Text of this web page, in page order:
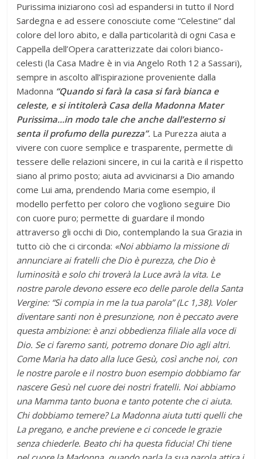
Purissima iniziarono così ad espandersi in tutto il Nord
Sardegna e ad essere conosciute come “Celestine” dal
colore del loro abito, e dalla particolarità di ogni Casa e
Cappella dell’Opera caratterizzate dai colori bianco-
celesti (la Casa Madre è in via Angelo Roth 12 a Sassari),
sempre in ascolto all’ispirazione proveniente dalla
Madonna “Quando si farà la casa si farà bianca e
celeste, e si intitolerà Casa della Madonna Mater
Purissima…in modo tale che anche dall’esterno si
senta il profumo della purezza”. La Purezza aiuta a
vivere con cuore semplice e trasparente, permette di
tessere delle relazioni sincere, in cui la carità e il rispetto
siano al primo posto; aiuta ad avvicinarsi a Dio amando
come Lui ama, prendendo Maria come esempio, il
modello perfetto per coloro che vogliono seguire Dio
con cuore puro; permette di guardare il mondo
attraverso gli occhi di Dio, contemplando la sua Grazia in
tutto ciò che ci circonda: «Noi abbiamo la missione di
annunciare ai fratelli che Dio è purezza, che Dio è
luminosità e solo chi troverà la Luce avrà la vita. Le
nostre parole devono essere eco delle parole della Santa
Vergine: “Si compia in me la tua parola” (Lc 1,38). Voler
diventare santi non è presunzione, non è peccato avere
questa ambizione: è anzi obbedienza filiale alla voce di
Dio. Se ci faremo santi, potremo donare Dio agli altri.
Come Maria ha dato alla luce Gesù, così anche noi, con
le nostre parole e il nostro buon esempio dobbiamo far
nascere Gesù nel cuore dei nostri fratelli. Noi abbiamo
una Mamma tanto buona e tanto potente che ci aiuta.
Chi dobbiamo temere? La Madonna aiuta tutti quelli che
La pregano, e anche previene e ci concede le grazie
senza chiederle. Beato chi ha questa fiducia! Chi tiene